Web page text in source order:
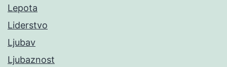
Lepota
Liderstvo
Ljubav
Ljubaznost